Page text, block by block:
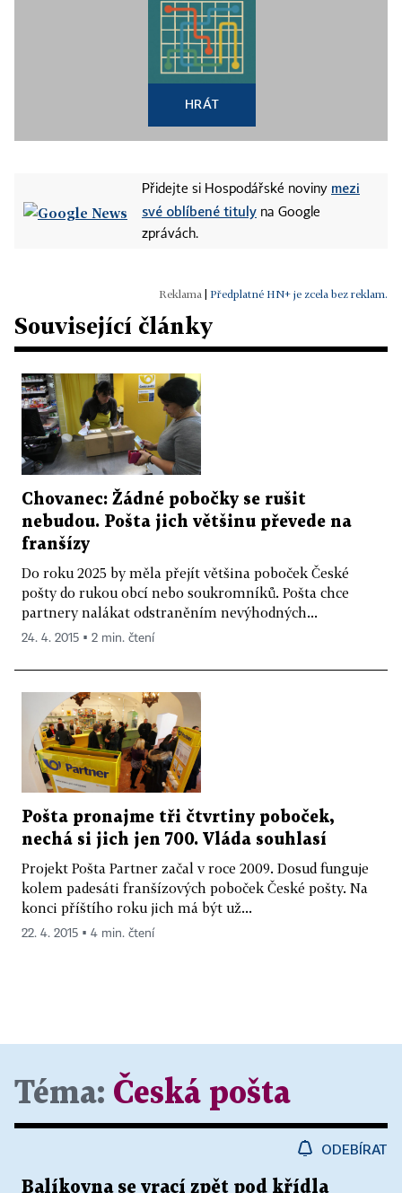
HRÁT
Přidejte si Hospodářské noviny mezi
své oblíbené tituly na Google
zprávách.
Předplatné HN+ je zcela bez reklam.
Související články
Chovanec: Žádné pobočky se rušit
nebudou. Pošta jich většinu převede na
franšízy
Do roku 2025 by měla přejít většina poboček České
pošty do rukou obcí nebo soukromníků. Pošta chce
partnery nalákat odstraněním nevýhodných...
24. 4. 2015 ▪ 2 min. čtení
Pošta pronajme tři čtvrtiny poboček,
nechá si jich jen 700. Vláda souhlasí
Projekt Pošta Partner začal v roce 2009. Dosud funguje
kolem padesáti franšízových poboček České pošty. Na
konci příštího roku jich má být už...
22. 4. 2015 ▪ 4 min. čtení
Téma: Česká pošta
ODEBÍRAT
Balíkovna se vrací zpět pod křídla